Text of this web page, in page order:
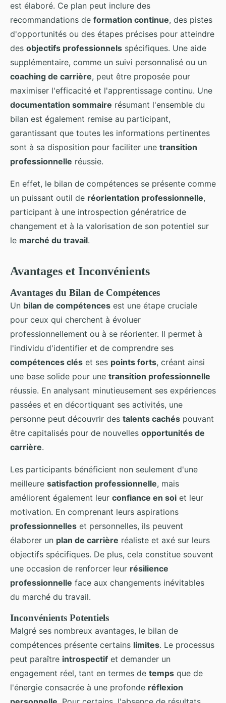
est élaboré. Ce plan peut inclure des
recommandations de formation continue, des pistes
d'opportunités ou des étapes précises pour atteindre
des objectifs professionnels spécifiques. Une aide
supplémentaire, comme un suivi personnalisé ou un
coaching de carrière, peut être proposée pour
maximiser l'efficacité et l'apprentissage continu. Une
documentation sommaire résumant l'ensemble du
bilan est également remise au participant,
garantissant que toutes les informations pertinentes
sont à sa disposition pour faciliter une transition
professionnelle réussie.
En effet, le bilan de compétences se présente comme
un puissant outil de réorientation professionnelle,
participant à une introspection génératrice de
changement et à la valorisation de son potentiel sur
le marché du travail.
Avantages et Inconvénients
Avantages du Bilan de Compétences
Un bilan de compétences est une étape cruciale
pour ceux qui cherchent à évoluer
professionnellement ou à se réorienter. Il permet à
l'individu d'identifier et de comprendre ses
compétences clés et ses points forts, créant ainsi
une base solide pour une transition professionnelle
réussie. En analysant minutieusement ses expériences
passées et en décortiquant ses activités, une
personne peut découvrir des talents cachés pouvant
être capitalisés pour de nouvelles opportunités de
carrière.
Les participants bénéficient non seulement d'une
meilleure satisfaction professionnelle, mais
améliorent également leur confiance en soi et leur
motivation. En comprenant leurs aspirations
professionnelles et personnelles, ils peuvent
élaborer un plan de carrière réaliste et axé sur leurs
objectifs spécifiques. De plus, cela constitue souvent
une occasion de renforcer leur résilience
professionnelle face aux changements inévitables
du marché du travail.
Inconvénients Potentiels
Malgré ses nombreux avantages, le bilan de
compétences présente certains limites. Le processus
peut paraître introspectif et demander un
engagement réel, tant en termes de temps que de
l'énergie consacrée à une profonde réflexion